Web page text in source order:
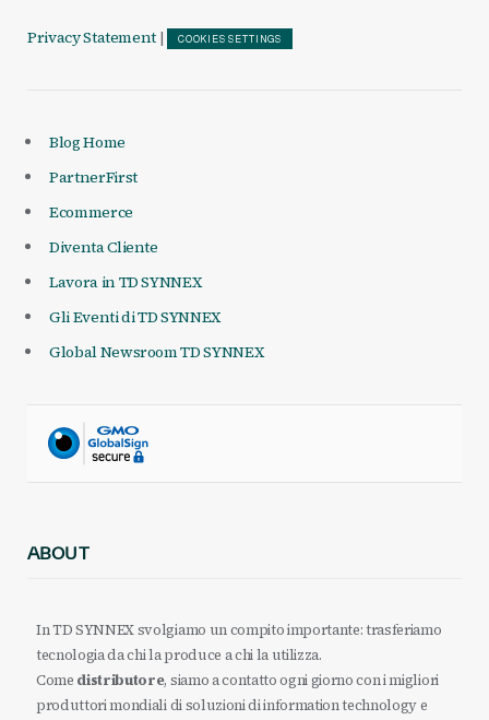
Privacy Statement | COOKIES SETTINGS
Blog Home
PartnerFirst
Ecommerce
Diventa Cliente
Lavora in TD SYNNEX
Gli Eventi di TD SYNNEX
Global Newsroom TD SYNNEX
ABOUT
In TD SYNNEX svolgiamo un compito importante: trasferiamo
tecnologia da chi la produce a chi la utilizza.
Come distributore, siamo a contatto ogni giorno con i migliori
produttori mondiali di soluzioni di information technology e